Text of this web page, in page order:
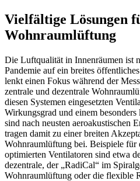
Vielfältige Lösungen
Wohnraumlüftung
Die Luftqualität in Innenräumen ist
Pandemie auf ein breites
lenkt einen Fokus während der
zentrale und dezentrale
diesen Systemen eingesetzten
Wirkungsgrad und einem besonders
sind nach neusten aeroakustischen
tragen damit zu einer breiten
Wohnraumlüftung bei. Beispiele für
optimierten Ventilatoren sind etwa
dezentrale, der „RadiCal“ im
Wohnraumlüftung oder die flexible